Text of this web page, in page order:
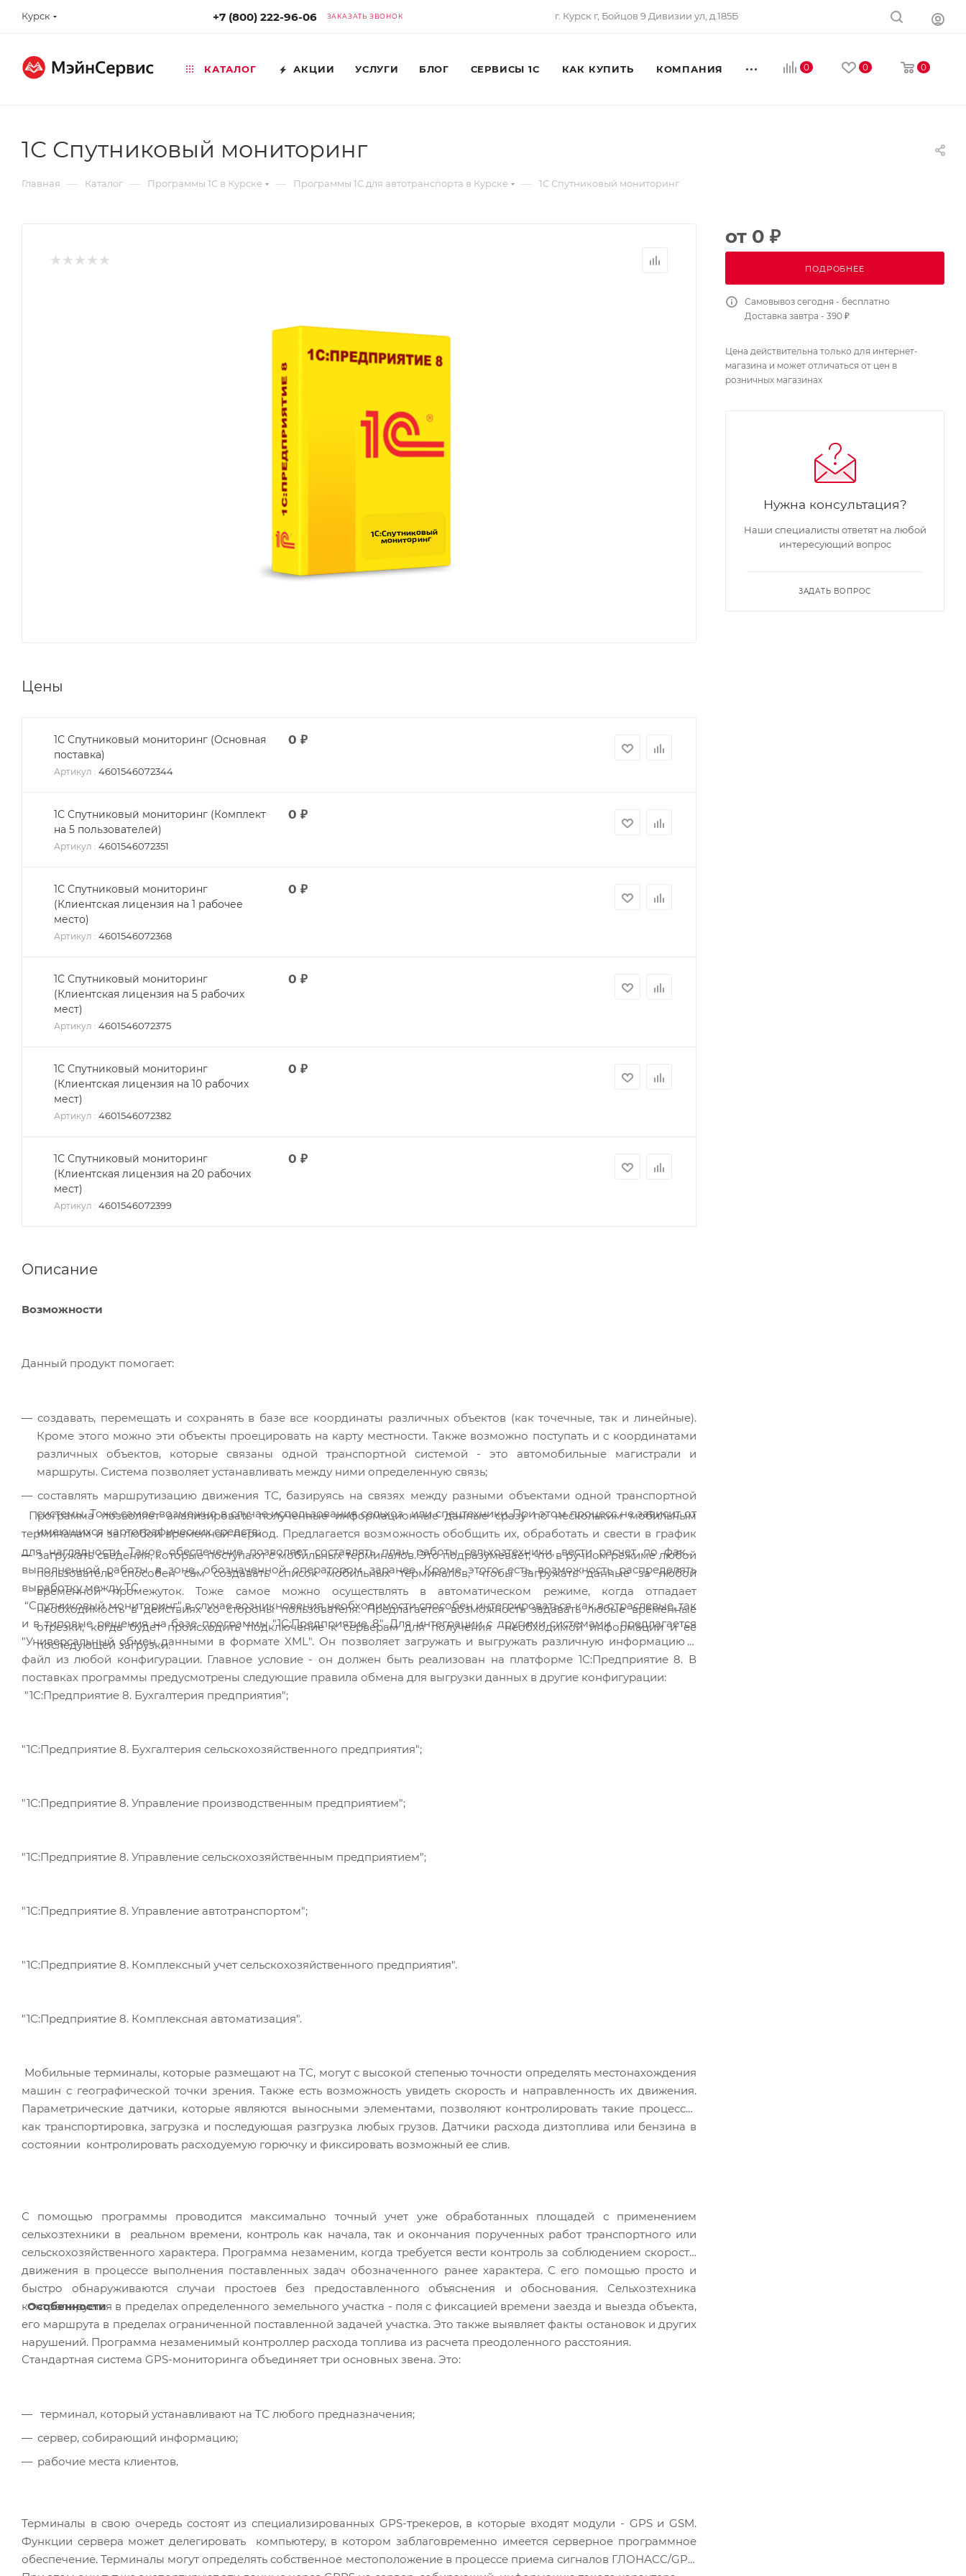
Курск +7 (800) 222-96-06 ЗАКАЗАТЬ ЗВОНОК г. Курск г, Бойцов 9 Дивизии ул, д.185Б
0 0 0
КАТАЛОГ АКЦИИ УСЛУГИ БЛОГ СЕРВИСЫ 1С КАК КУПИТЬ КОМПАНИЯ
1С Спутниковый мониторинг
Главная — Каталог — Программы 1С в Курске — Программы 1С для автотранспорта в Курске — 1С Спутниковый мониторинг
Цены
1С Спутниковый мониторинг (Основная
поставка)
Артикул : 4601546072344
0 ₽
1С Спутниковый мониторинг (Комплект
на 5 пользователей)
Артикул : 4601546072351
0 ₽
1С Спутниковый мониторинг
(Клиентская лицензия на 1 рабочее
место)
Артикул : 4601546072368
0 ₽
1С Спутниковый мониторинг
(Клиентская лицензия на 5 рабочих
мест)
Артикул : 4601546072375
0 ₽
1С Спутниковый мониторинг
(Клиентская лицензия на 10 рабочих
мест)
Артикул : 4601546072382
0 ₽
1С Спутниковый мониторинг
(Клиентская лицензия на 20 рабочих
мест)
Артикул : 4601546072399
0 ₽
Описание
Возможности
Данный продукт помогает:
создавать, перемещать и сохранять в базе все координаты различных объектов (как точечные, так и линейные).
Кроме этого можно эти объекты проецировать на карту местности. Также возможно поступать и с координатами
различных объектов, которые связаны одной транспортной системой - это автомобильные магистрали и
маршруты. Система позволяет устанавливать между ними определенную связь;
составлять маршрутизацию движения ТС, базируясь на связях между разными объектами одной транспортной
системы. Тоже самое возможно в случае использования сельхоз- или спецтехники. При этом процесс не зависит от
имеющихся картографических средств;
загружать сведения, которые поступают с мобильных терминалов. Это подразумевает, что в ручном режиме любой
пользователь способен сам создавать список мобильных терминалов, чтобы загружать данные за любой
временной промежуток. Тоже самое можно осуществлять в автоматическом режиме, когда отпадает
необходимость в действиях со стороны пользователя. Предлагается возможность задавать любые временные
отрезки, когда будет происходить подключение к серверам для получения необходимой информации и ее
последующей загрузки.
Программа позволяет анализировать полученные информационные данные сразу по нескольким мобильным
терминалам и за любой временной период. Предлагается возможность обобщить их, обработать и свести в график
для наглядности. Такое обеспечение позволяет составлять план работы сельхозтехники, вести расчет по факту
выполненной работы в зоне, обозначенной оператором заранее. Кроме этого, есть возможность распределять
выработку между ТС.
“Спутниковый мониторинг" в случае возникновения необходимости способен интегрироваться как в отраслевые, так
и в типовые решения на базе программы "1С:Предприятие 8". Для интеграции с другими системами предлагается
"Универсальный обмен данными в формате XML". Он позволяет загружать и выгружать различную информацию в
файл из любой конфигурации. Главное условие - он должен быть реализован на платформе 1С:Предприятие 8. В
поставках программы предусмотрены следующие правила обмена для выгрузки данных в другие конфигурации:
"1С:Предприятие 8. Бухгалтерия предприятия";
"1С:Предприятие 8. Бухгалтерия сельскохозяйственного предприятия";
"1С:Предприятие 8. Управление производственным предприятием";
"1С:Предприятие 8. Управление сельскохозяйственным предприятием";
"1С:Предприятие 8. Управление автотранспортом";
"1С:Предприятие 8. Комплексный учет сельскохозяйственного предприятия".
"1С:Предприятие 8. Комплексная автоматизация".
Мобильные терминалы, которые размещают на ТС, могут с высокой степенью точности определять местонахождения
машин с географической точки зрения. Также есть возможность увидеть скорость и направленность их движения.
Параметрические датчики, которые являются выносными элементами, позволяют контролировать такие процессы,
как транспортировка, загрузка и последующая разгрузка любых грузов. Датчики расхода дизтоплива или бензина в
состоянии контролировать расходуемую горючку и фиксировать возможный ее слив.
С помощью программы проводится максимально точный учет уже обработанных площадей с применением
сельхозтехники в реальном времени, контроль как начала, так и окончания порученных работ транспортного или
сельскохозяйственного характера. Программа незаменим, когда требуется вести контроль за соблюдением скорости
движения в процессе выполнения поставленных задач обозначенного ранее характера. С его помощью просто и
быстро обнаруживаются случаи простоев без предоставленного объяснения и обоснования. Сельхозтехника
контролируется в пределах определенного земельного участка - поля с фиксацией времени заезда и выезда объекта,
его маршрута в пределах ограниченной поставленной задачей участка. Это также выявляет факты остановок и других
нарушений. Программа незаменимый контроллер расхода топлива из расчета преодоленного расстояния.
Особенности
Стандартная система GPS-мониторинга объединяет три основных звена. Это:
терминал, который устанавливают на ТС любого предназначения;
сервер, собирающий информацию;
рабочие места клиентов.
Терминалы в свою очередь состоят из специализированных GPS-трекеров, в которые входят модули - GPS и GSM.
Функции сервера может делегировать компьютеру, в котором заблаговременно имеется серверное программное
обеспечение. Терминалы могут определять собственное местоположение в процессе приема сигналов ГЛОНАСС/GPS.
от 0 ₽
ПОДРОБНЕЕ
Самовывоз сегодня - бесплатно
Доставка завтра - 390 ₽
Цена действительна только для интернет-
магазина и может отличаться от цен в
розничных магазинах
Нужна консультация?
Наши специалисты ответят на любой
интересующий вопрос
ЗАДАТЬ ВОПРОС